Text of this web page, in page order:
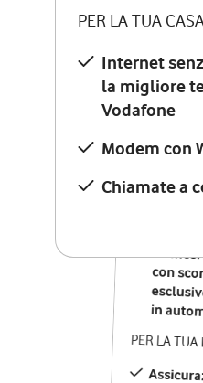
PER LA TUA
Internet
la migliore
Vodafone
Modem con
Chiamate a
PER LA
la
Modem
12
con
in
PER LA